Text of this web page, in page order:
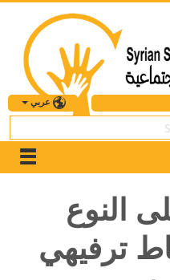
عربي
النوع
ترفيهي